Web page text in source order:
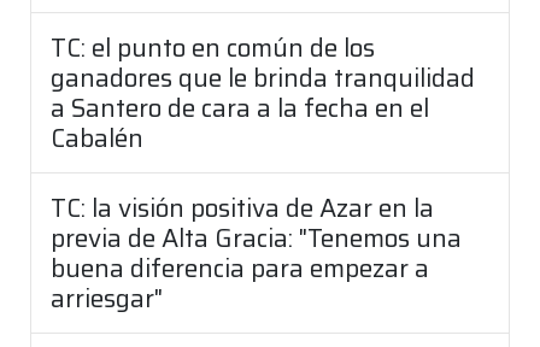
TC: el punto en común de los
ganadores que le brinda tranquilidad
a Santero de cara a la fecha en el
Cabalén
TC: la visión positiva de Azar en la
previa de Alta Gracia: "Tenemos una
buena diferencia para empezar a
arriesgar"